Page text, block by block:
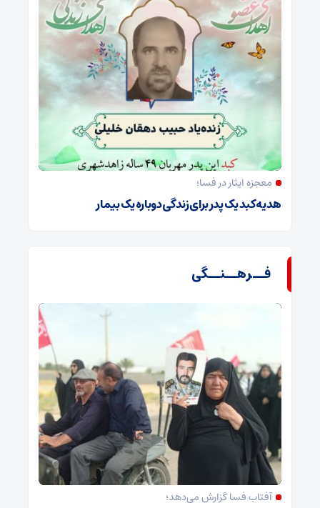
معجزه ایثار در فسا؛
هدیه کبد یک پدر برای زندگی دوباره یک بیمار
فــرهــنــگی
آفتاب فسا گزارش می‌دهد؛